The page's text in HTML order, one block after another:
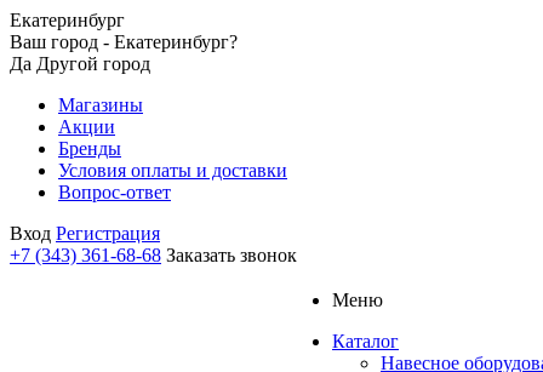
Екатеринбург
Ваш город - Екатеринбург?
Да Другой город
Магазины
Акции
Бренды
Условия оплаты и доставки
Вопрос-ответ
Вход Регистрация
+7 (343) 361-68-68 Заказать звонок
Меню
Каталог
Навесное